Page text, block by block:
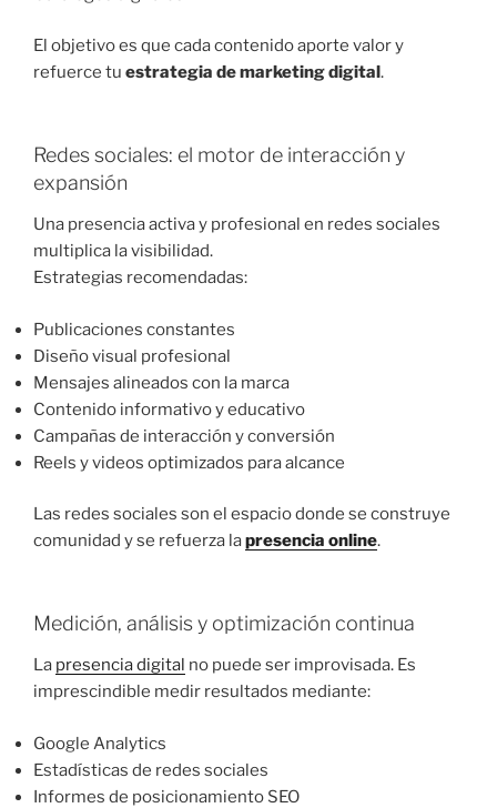
El objetivo es que cada contenido aporte valor y
refuerce tu estrategia de marketing digital.
Redes sociales: el motor de interacción y
expansión
Una presencia activa y profesional en redes sociales
multiplica la visibilidad.
Estrategias recomendadas:
Publicaciones constantes
Diseño visual profesional
Mensajes alineados con la marca
Contenido informativo y educativo
Campañas de interacción y conversión
Reels y videos optimizados para alcance
Las redes sociales son el espacio donde se construye
comunidad y se refuerza lapresencia online.
Medición, análisis y optimización continua
La presencia digital no puede ser improvisada. Es
imprescindible medir resultados mediante:
Google Analytics
Estadísticas de redes sociales
Informes de posicionamiento SEO